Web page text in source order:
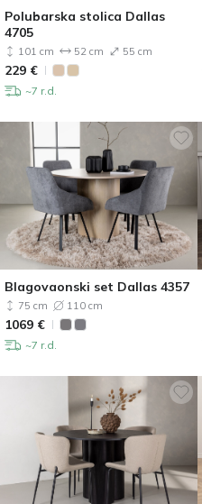
Polubarska stolica Dallas
4705
101 cm 52 cm 55 cm
229 €
~7 r.d.
Blagovaonski set Dallas 4357
75 cm 110 cm
1069 €
~7 r.d.